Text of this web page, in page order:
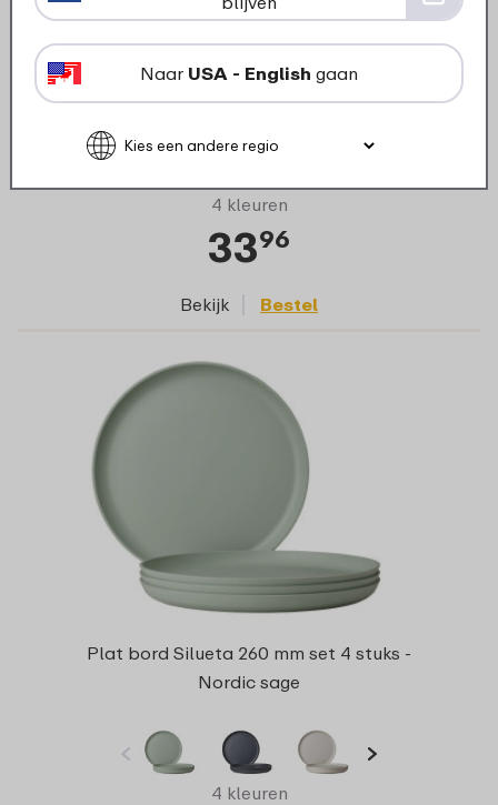
Diep bord Silueta 210 mm set 4 stuks -
4 kleuren
3396
Bekijk Bestel
Plat bord Silueta 260 mm set 4 stuks -
Nordic sage
4 kleuren
Naar USA - English gaan